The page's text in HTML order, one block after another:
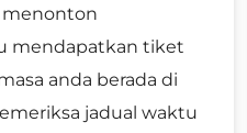
menonton
mendapatkan tiket
anda berada di
jadual waktu